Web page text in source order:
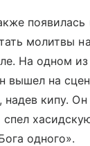
молитвы
На одном из
вышел на
надев кипу. Он
одного».